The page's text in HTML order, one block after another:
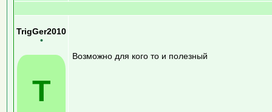
TrigGer2010
•
T
Возможно для кого то и полезный